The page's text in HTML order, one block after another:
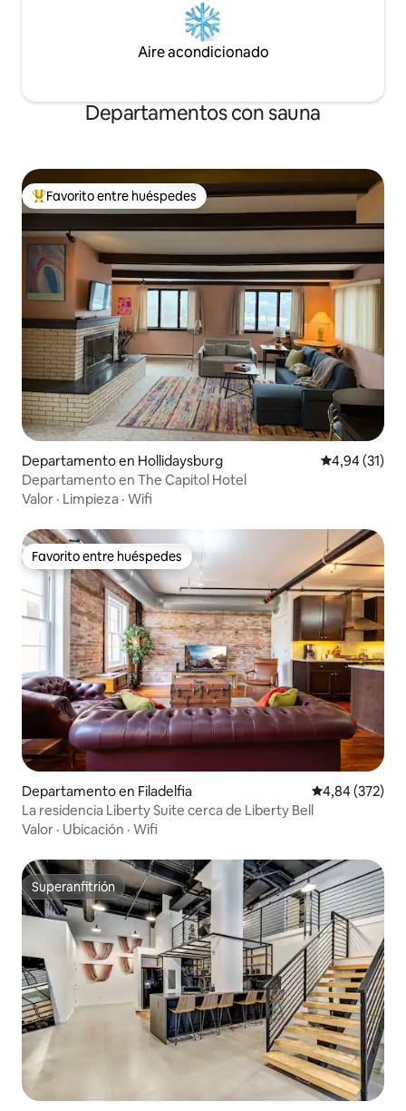
Aire acondicionado
Departamentos con sauna
Favorito entre los huéspedes más destacados
Favorito entre huéspedes
Departamento en Hollidaysburg Calificación
4,94 (31)
Departamento en The Capitol Hotel
Valor · Limpieza · Wifi
Favorito entre huéspedes
Favorito entre huéspedes
Departamento en Filadelfia Calificación
4,84 (372)
La residencia Liberty Suite cerca de Liberty Bell
Valor · Ubicación · Wifi
Superanfitrión
Superanfitrión